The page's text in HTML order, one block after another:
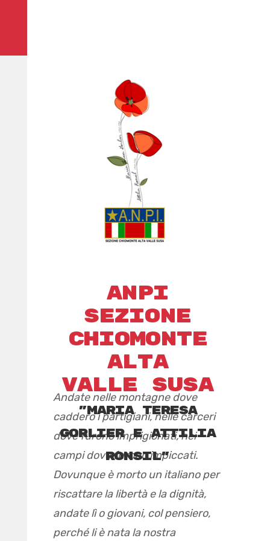
anpi
sezione
chiomonte
alta
valle susa
"Maria teresa
gorlier e attilia
ronsil"
Andate nelle montagne dove
caddero i partigiani, nelle carceri
dove furono imprigionati, nei
campi dove furono impiccati.
Dovunque è morto un italiano per
riscattare la libertà e la dignità,
andate lì o giovani, col pensiero,
perché li è nata la nostra